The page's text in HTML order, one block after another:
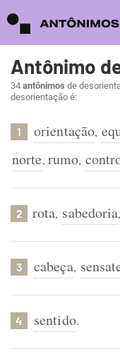
Antônimo
34 antônimos de
desorientação é:
1 orientação,
norte, rumo,
2 rota, sabedoria,
3 cabeça,
4 sentido.